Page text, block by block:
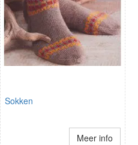
Sokken
Meer info